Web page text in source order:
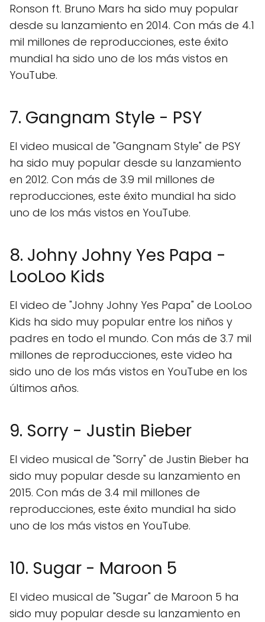
Ronson ft. Bruno Mars ha sido muy popular
desde su lanzamiento en 2014. Con más de 4.1
mil millones de reproducciones, este éxito
mundial ha sido uno de los más vistos en
YouTube.
7. Gangnam Style - PSY
El video musical de "Gangnam Style" de PSY
ha sido muy popular desde su lanzamiento
en 2012. Con más de 3.9 mil millones de
reproducciones, este éxito mundial ha sido
uno de los más vistos en YouTube.
8. Johny Johny Yes Papa -
LooLoo Kids
El video de "Johny Johny Yes Papa" de LooLoo
Kids ha sido muy popular entre los niños y
padres en todo el mundo. Con más de 3.7 mil
millones de reproducciones, este video ha
sido uno de los más vistos en YouTube en los
últimos años.
9. Sorry - Justin Bieber
El video musical de "Sorry" de Justin Bieber ha
sido muy popular desde su lanzamiento en
2015. Con más de 3.4 mil millones de
reproducciones, este éxito mundial ha sido
uno de los más vistos en YouTube.
10. Sugar - Maroon 5
El video musical de "Sugar" de Maroon 5 ha
sido muy popular desde su lanzamiento en